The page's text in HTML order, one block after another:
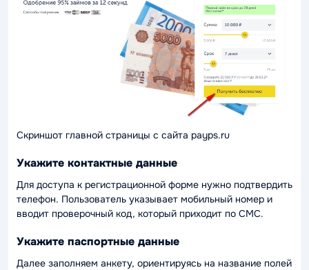
Скриншот главной страницы с сайта payps.ru
Укажите контактные данные
Для доступа к регистрационной форме нужно подтвердить
телефон. Пользователь указывает мобильный номер и
вводит проверочный код, который приходит по СМС.
Укажите паспортные данные
Далее заполняем анкету, ориентируясь на название полей